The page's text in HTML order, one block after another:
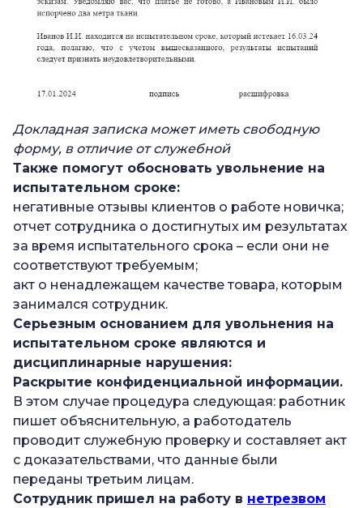
Докладная записка может иметь свободную
форму, в отличие от служебной
Также помогут обосновать увольнение на
испытательном сроке:
негативные отзывы клиентов о работе новичка;
отчет сотрудника о достигнутых им результатах
за время испытательного срока – если они не
соответствуют требуемым;
акт о ненадлежащем качестве товара, которым
занимался сотрудник.
Серьезным основанием для увольнения на
испытательном сроке являются и
дисциплинарные нарушения:
Раскрытие конфиденциальной информации.
В этом случае процедура следующая: работник
пишет объяснительную, а работодатель
проводит служебную проверку и составляет акт
с доказательствами, что данные были
переданы третьим лицам.
Сотрудник пришел на работу в нетрезвом